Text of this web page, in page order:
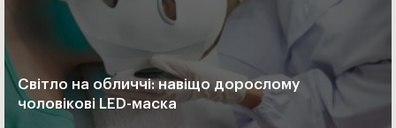
Світло на обличчі: навіщо дорослому
чоловікові LED-маска